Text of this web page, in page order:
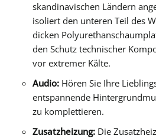
skandinavischen Ländern
isoliert den unteren Teil des
dicken
den Schutz technischer
vor extremer Kälte.
Audio: Hören Sie Ihre
entspannende
zu komplettieren.
Zusatzheizung: Die